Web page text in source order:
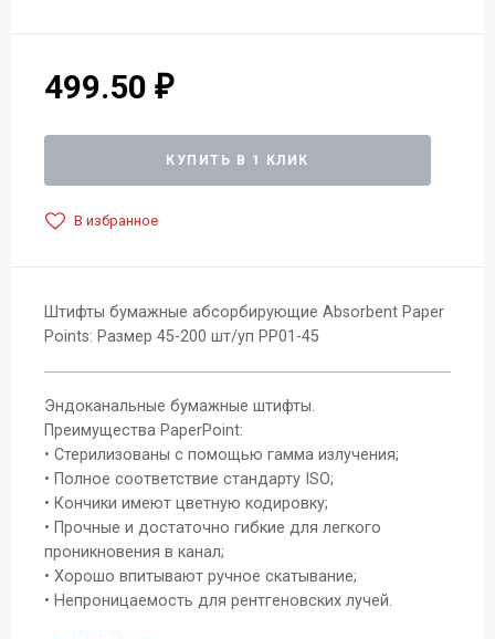
499.50
КУПИТЬ В 1 КЛИК
В избранное
Штифты бумажные абсорбирующие Absorbent Paper
Points: Размер 45-200 шт/уп РР01-45
Эндоканальные бумажные штифты.
Преимущества PaperPoint:
• Стерилизованы с помощью гамма излучения;
• Полное соответствие стандарту ISO;
• Кончики имеют цветную кодировку;
• Прочные и достаточно гибкие для легкого
проникновения в канал;
• Хорошо впитывают ручное скатывание;
• Непроницаемость для рентгеновских лучей.